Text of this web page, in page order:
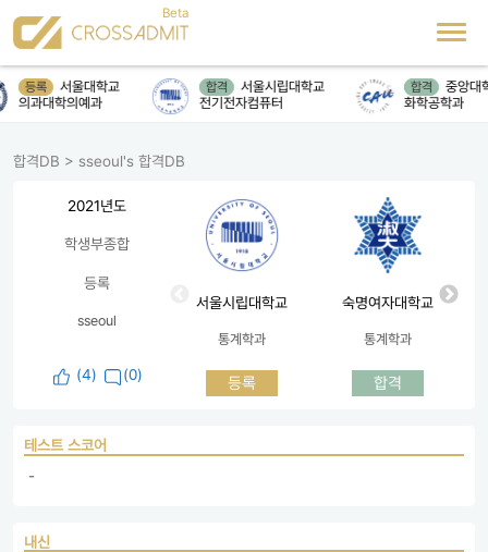
등록
서울대학교
의과대학의예과
합격
서울시립대학교
전기전자컴퓨터
합격
중앙대
화학공학과
합격DB > sseoul's 합격DB
2021년도
학생부종합
등록
sseoul
(4) (0)
서울시립대학교
통계학과
등록
숙명여자대학교
통계학과
합격
테스트 스코어
-
내신